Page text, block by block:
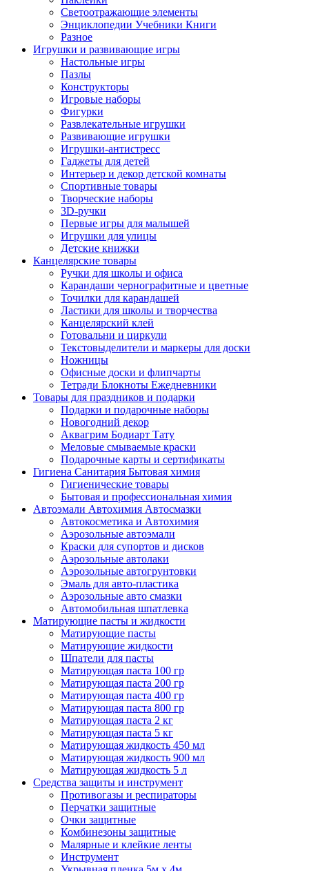
Светоотражающие элементы
Энциклопедии Учебники Книги
Разное
Игрушки и развивающие игры
Настольные игры
Пазлы
Конструкторы
Игровые наборы
Фигурки
Развлекательные игрушки
Развивающие игрушки
Игрушки-антистресс
Гаджеты для детей
Интерьер и декор детской комнаты
Спортивные товары
Творческие наборы
3D-ручки
Первые игры для малышей
Игрушки для улицы
Детские книжки
Канцелярские товары
Ручки для школы и офиса
Карандаши чернографитные и цветные
Точилки для карандашей
Ластики для школы и творчества
Канцелярский клей
Готовальни и циркули
Текстовыделители и маркеры для доски
Ножницы
Офисные доски и флипчарты
Тетради Блокноты Ежедневники
Товары для праздников и подарки
Подарки и подарочные наборы
Новогодний декор
Аквагрим Бодиарт Тату
Меловые смываемые краски
Подарочные карты и сертификаты
Гигиена Санитария Бытовая химия
Гигиенические товары
Бытовая и профессиональная химия
Автоэмали Автохимия Автосмазки
Автокосметика и Автохимия
Аэрозольные автоэмали
Краски для супортов и дисков
Аэрозольные автолаки
Аэрозольные автогрунтовки
Эмаль для авто-пластика
Аэрозольные авто смазки
Автомобильная шпатлевка
Матирующие пасты и жидкости
Матирующие пасты
Матирующие жидкости
Шпатели для пасты
Матирующая паста 100 гр
Матирующая паста 200 гр
Матирующая паста 400 гр
Матирующая паста 800 гр
Матирующая паста 2 кг
Матирующая паста 5 кг
Матирующая жидкость 450 мл
Матирующая жидкость 900 мл
Матирующая жидкость 5 л
Средства защиты и инструмент
Противогазы и респираторы
Перчатки защитные
Очки защитные
Комбинезоны защитные
Малярные и клейкие ленты
Инструмент